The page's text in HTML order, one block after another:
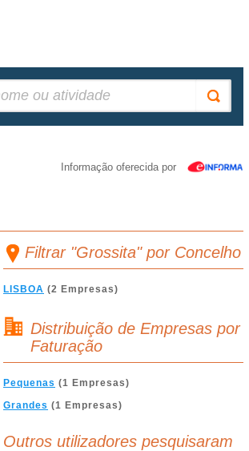
Informação oferecida por
Filtrar "Grossita" por Concelho
LISBOA (2 Empresas)
Distribuição de Empresas por
Faturação
Pequenas (1 Empresas)
Grandes (1 Empresas)
Outros utilizadores pesquisaram